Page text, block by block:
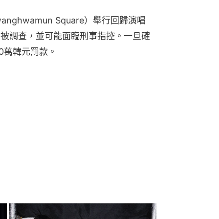
Square）舉行回歸演唱
調查，並可能面臨刑事指控。一旦確
韓元罰款。